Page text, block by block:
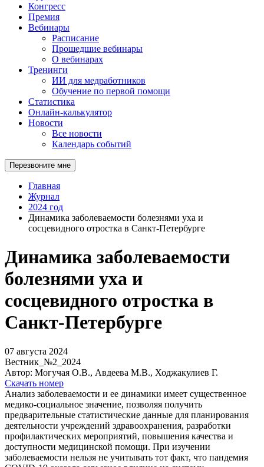
Конгресс
Премия
Вебинары
Расписание
Прошедшие вебинары
О вебинарах
Тренинги
ИИ для медработников
Обучение по первой помощи
Статистика
Онлайн-калькулятор
Новости
Все новости
Календарь событий
Перезвоните мне
Главная
Журнал
2024 год
Динамика заболеваемости болезнями уха и
сосцевидного отростка в Санкт-Петербурге
Динамика заболеваемости
болезнями уха и
сосцевидного отростка в
Санкт-Петербурге
07 августа 2024
Вестник_№2_2024
Автор: Могучая О.В., Авдеева М.В., Ходжакулиев Г.
Скачать номер
Анализ заболеваемости и ее динамики имеет существенное
медико-социальное значение, позволяя получить
предварительные статистические данные для планирования
деятельности учреждений здравоохранения, разработки
профилактических мероприятий, повышения качества и
доступности медицинской помощи. При изучении
заболеваемости нельзя не учитывать тот факт, что пандемия